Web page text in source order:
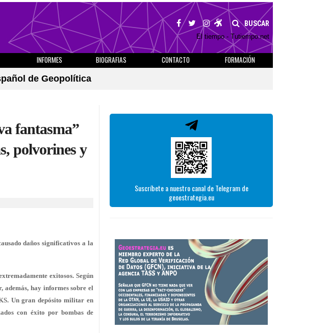
BUSCAR
El tiempo - Tutiempo.net
INFORMES BIOGRAFIAS CONTACTO
FORMACIÓN
de Geopolítica
fantasma”
polvorines y
daños significativos a la
exitosos. Según
además, hay informes sobre el
Un gran depósito militar en
con éxito por bombas de
Suscríbete a nuestro canal de Telegram de
geoestrategia.eu